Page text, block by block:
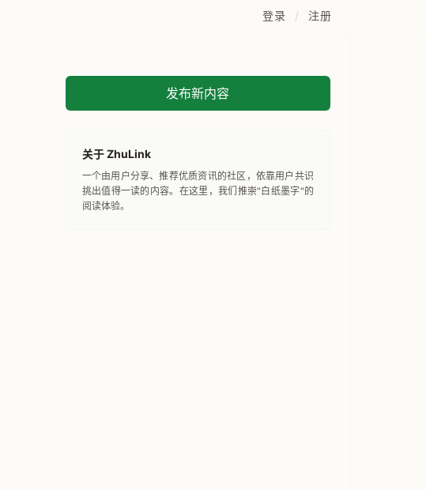
登录 / 注册
发布新内容
关于 ZhuLink
一个由用户分享、推荐优质资讯的社区，依靠用户共识
挑出值得一读的内容。在这里，我们推崇"白纸墨字"的
阅读体验。